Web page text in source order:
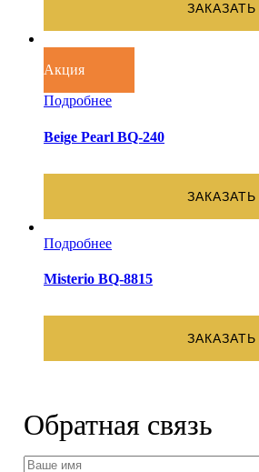
ЗАКАЗАТЬ
Акция
Подробнее
Beige Pearl BQ-240
ЗАКАЗАТЬ
Подробнее
Misterio BQ-8815
ЗАКАЗАТЬ
Обратная связь